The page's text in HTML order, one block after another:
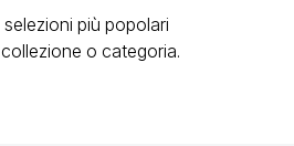
più popolari
o categoria.